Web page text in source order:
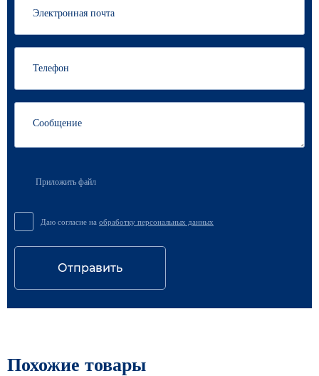
Приложить файл
Даю согласие на обработку персональных данных
Отправить
Похожие товары